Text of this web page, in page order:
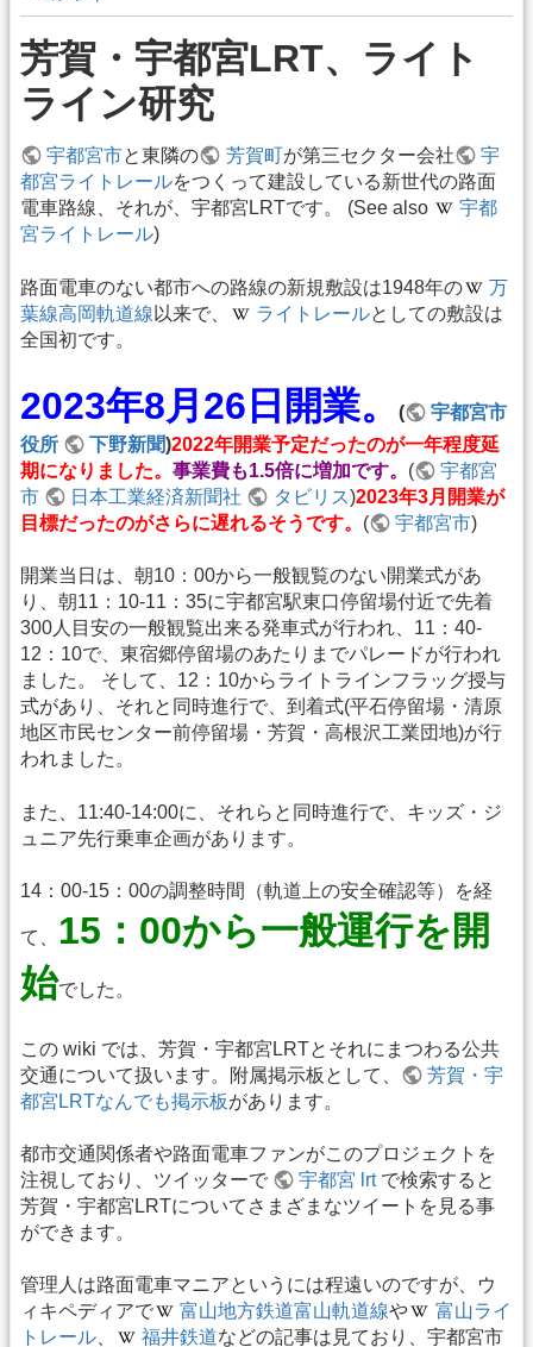
芳賀・宇都宮LRT、ライト
ライン研究
宇都宮市と東隣の 芳賀町が第三セクター会社
宇
都宮ライトレールをつくって建設している新世代の路面
電車路線、それが、宇都宮LRTです。 (See also
宇都
宮ライトレール)
路面電車のない都市への路線の新規敷設は1948年の
万
葉線高岡軌道線 以来で、 ライトレールとしての敷設は
全国初です。
2023年8月26日開業。 (
宇都宮市
役所
下野新聞)2022年開業予定だったのが一年程度延
期になりました。 事業費も1.5倍に増加です。 (
宇都宮
市
日本工業経済新聞社 タビリス)2023年3月開業が
目標だったのがさらに遅れるそうです。 ( 宇都宮市)
開業当日は、朝10：00から一般観覧のない開業式があ
り、朝11：10-11：35に宇都宮駅東口停留場付近で先着
300人目安の一般観覧出来る発車式が行われ、11：40-
12：10で、東宿郷停留場のあたりまでパレードが行われ
ました。 そして、12：10からライトラインフラッグ授与
式があり、それと同時進行で、到着式(平石停留場・清原
地区市民センター前停留場・芳賀・高根沢工業団地)が行
われました。
また、11:40-14:00に、それらと同時進行で、キッズ・ジ
ュニア先行乗車企画があります。
14：00-15：00の調整時間（軌道上の安全確認等）を経
て、
15：00から一般運行を開
始でした。
この wiki では、芳賀・宇都宮LRTとそれにまつわる公共
交通について扱います。附属掲示板として、
芳賀・宇
都宮LRTなんでも掲示板があります。
都市交通関係者や路面電車ファンがこのプロジェクトを
注視しており、ツイッターで
宇都宮 lrtで検索すると
芳賀・宇都宮LRTについてさまざまなツイートを見る事
ができます。
管理人は路面電車マニアというには程遠いのですが、ウ
ィキペディアで
富山地方鉄道富山軌道線や
富山ライ
トレール
福井鉄道などの記事は見ており、宇都宮市